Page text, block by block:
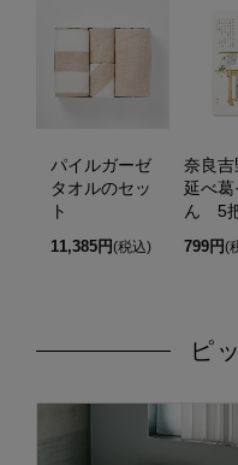
パイルガーゼ
タオルのセッ
ト
11,385円(税込)
奈良
延べ葛
ん 5
799円(
ピ